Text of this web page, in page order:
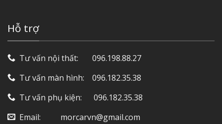
Hỗ trợ
Tư vấn nội thất: ‎ ‎ ‎ ‎ ‎ ‎ 096.198.88.27
Tư vấn màn hình: ‎ ‎ ‎ 096.182.35.38
Tư vấn phụ kiện: ‎ ‎ ‎ ‎‎ ‎ 096.182.35.38
Email: ‎ ‎ ‎ ‎ ‎ ‎ ‎ ‎ ‎ morcarvn@gmail.com